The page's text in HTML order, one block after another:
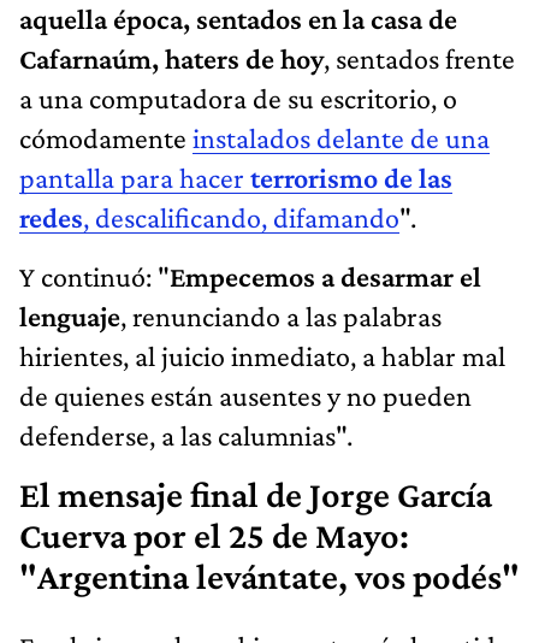
aquella época, sentados en la casa de
Cafarnaúm, haters de hoy, sentados frente
a una computadora de su escritorio, o
cómodamente instalados delante de una
pantalla para hacer terrorismo de las
redes, descalificando, difamando".
Y continuó: "Empecemos a desarmar el
lenguaje, renunciando a las palabras
hirientes, al juicio inmediato, a hablar mal
de quienes están ausentes y no pueden
defenderse, a las calumnias".
El mensaje final de Jorge García
Cuerva por el 25 de Mayo:
"Argentina levántate, vos podés"